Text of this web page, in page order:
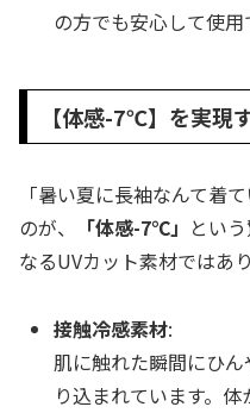
の方でも安心して使用
【体感-7℃】を実現
「暑い夏に長袖なんて着
のが、
「体感-7℃」 とい
なるUVカット素材ではあ
接触冷感素材:
肌に触れた瞬間にひ
り込まれています。